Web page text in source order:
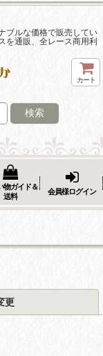
ブルな価格で販売してい
を通販、全レース商用利
カート
検索
物ガイド＆
送料
会員様ログイン
更